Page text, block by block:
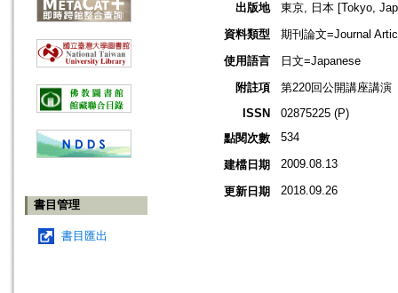
書目管理
書目匯出
出版地
東京, 日本 [Tokyo,
資料類型
期刊論文=Journal
使用語言
日文=Japanese
附註項
第220回公開講座講演
ISSN
02875225 (P)
點閱次數
534
建檔日期 2009.08.13
更新日期 2018.09.26